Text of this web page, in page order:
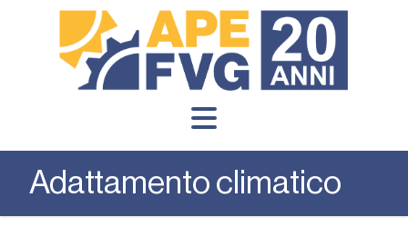
Adattamento climatico